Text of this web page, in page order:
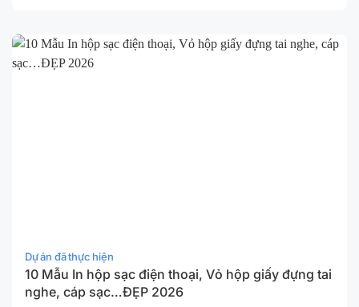
Dự án đã thực hiện
10 Mẫu In hộp sạc điện thoại, Vỏ hộp giấy đựng tai
nghe, cáp sạc…ĐẸP 2026